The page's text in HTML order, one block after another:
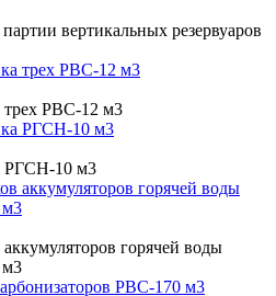
вертикальных резервуаров
трех РВС-12 м3
РГСН-10 м3
горячей воды